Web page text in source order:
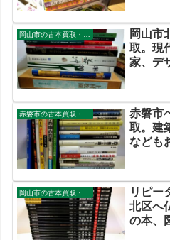
ュア
す。
岡山市
取。現
家、デ
画集
赤磐市
取。建
なども
岡山市の古本買取・出張買取
リピー
北区へ
の本、